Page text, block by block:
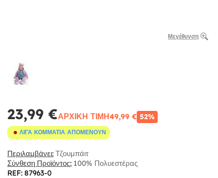
Μεγέθυνση
23,99 €ΑΡΧΙΚΉ ΤΙΜΉ49,99 € 52%
ΛΊΓΑ ΚΟΜΜΆΤΙΑ ΑΠΟΜΈΝΟΥΝ
Περιλαμβάνει: Τζουμπάιτ
Σύνθεση Προϊόντος: 100% Πολυεστέρας
REF: 87963-0